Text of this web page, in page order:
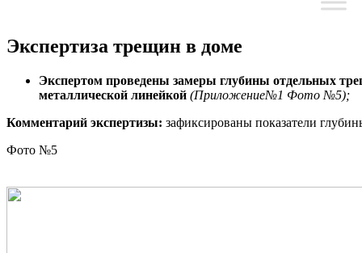
Экспертиза трещин в доме
Экспертом проведены замеры глубины отдельных
металлической линейкой (Приложение№1 Фото №5);
Комментарий экспертизы: зафиксированы показатели
Фото №5